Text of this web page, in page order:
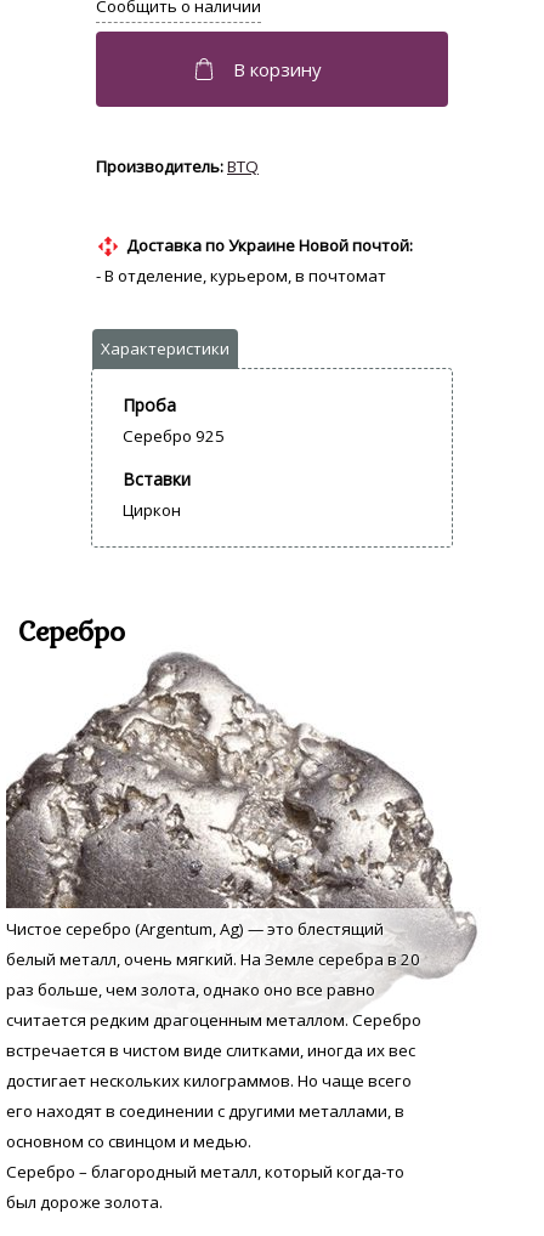
BTQ
Доставка по Украине Новой почтой:
- В отделение, курьером, в почтомат
Проба
Серебро 925
Вставки
Циркон
Серебро
Чистое серебро (Argentum, Аg) — это блестящий
белый металл, очень мягкий. На Земле серебра в 20
раз больше, чем золота, однако оно все равно
считается редким драгоценным металлом. Серебро
встречается в чистом виде слитками, иногда их вес
достигает нескольких килограммов. Но чаще всего
его находят в соединении с другими металлами, в
основном со свинцом и медью.
Серебро – благородный металл, который когда-то
был дороже золота.